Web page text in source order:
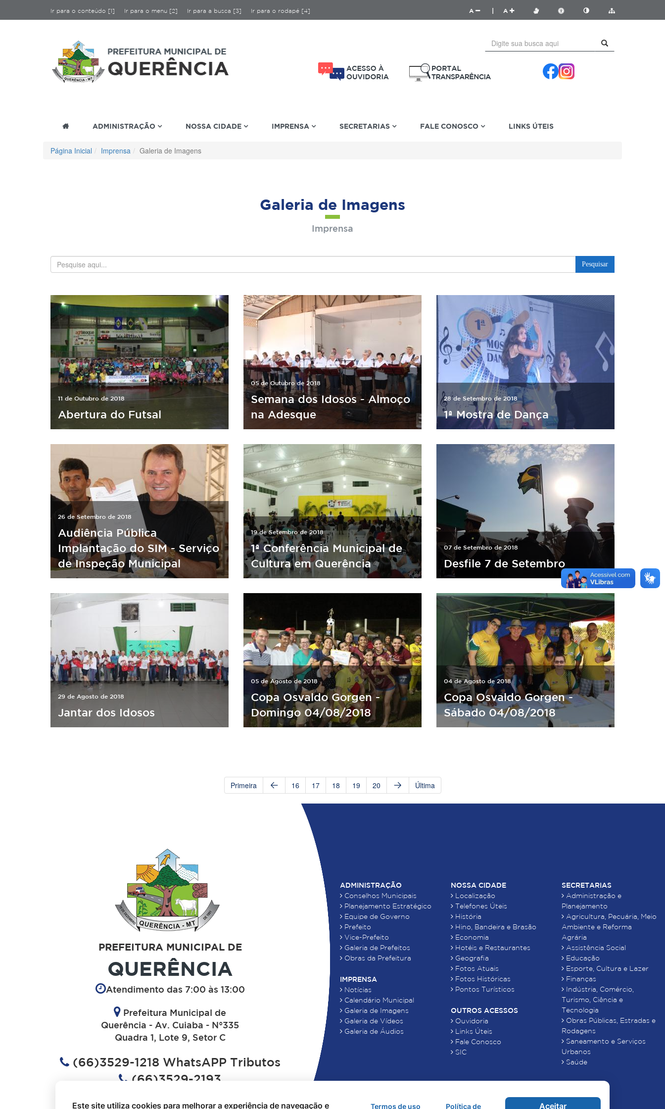
Ir para o conteúdo [1] Ir para o menu [2] Ir para a busca [3] Ir para o rodapé [4] A A
ADMINISTRAÇÃO NOSSA CIDADE IMPRENSA SECRETARIAS FALE CONOSCO LINKS ÚTEIS
Página Inicial Imprensa Galeria de Imagens
Galeria de Imagens
Imprensa
Pesquisar
11 de Outubro de 2018
Abertura do Futsal
05 de Outubro de 2018
Semana dos Idosos - Almoço
na Adesque
28 de Setembro de 2018
1ª Mostra de Dança
26 de Setembro de 2018
Audiência Pública
Implantação do SIM - Serviço
de Inspeção Municipal
19 de Setembro de 2018
1ª Conferência Municipal de
Cultura em Querência
07 de Setembro de 2018
Desfile 7 de Setembro
29 de Agosto de 2018
Jantar dos Idosos
05 de Agosto de 2018
Copa Osvaldo Gorgen -
Domingo 04/08/2018
04 de Agosto de 2018
Copa Osvaldo Gorgen -
Sábado 04/08/2018
Primeira 16 17 18 19 20 Última
PREFEITURA MUNICIPAL DE
QUERÊNCIA
Atendimento das 7:00 às 13:00
Prefeitura Municipal de
Querência - Av. Cuiaba - N°335
Quadra 1, Lote 9, Setor C
(66)3529-1218 WhatsAPP Tributos
(66)3529-2193
ADMINISTRAÇÃO
Conselhos Municipais
Planejamento Estratégico
Equipe de Governo
Prefeito
Vice-Prefeito
Galeria de Prefeitos
Obras da Prefeitura
IMPRENSA
Notícias
Calendário Municipal
Galeria de Imagens
Galeria de Vídeos
Galeria de Áudios
NOSSA CIDADE
Localização
Telefones Úteis
História
Hino, Bandeira e Brasão
Economia
Hotéis e Restaurantes
Geografia
Fotos Atuais
Fotos Históricas
Pontos Turísticos
OUTROS ACESSOS
Ouvidoria
Links Úteis
Fale Conosco
SIC
SECRETARIAS
Administração e
Planejamento
Agricultura, Pecuária, Meio
Ambiente e Reforma
Agrária
Assistência Social
Educação
Esporte, Cultura e Lazer
Finanças
Indústria, Comércio,
Turismo, Ciência e
Tecnologia
Obras Públicas, Estradas e
Rodagens
Saneamento e Serviços
Urbanos
Saúde
Este site utiliza cookies para melhorar a experiência de navegação e Termos de uso Política de Aceitar